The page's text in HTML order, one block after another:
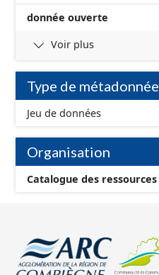
donnée ouverte
Voir plus
Type de métadonnée
Jeu de données
Organisation
Catalogue des ressources